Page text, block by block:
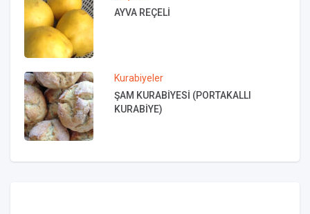
AYVA REÇELİ
Kurabiyeler
ŞAM KURABİYESİ (PORTAKALLI
KURABİYE)